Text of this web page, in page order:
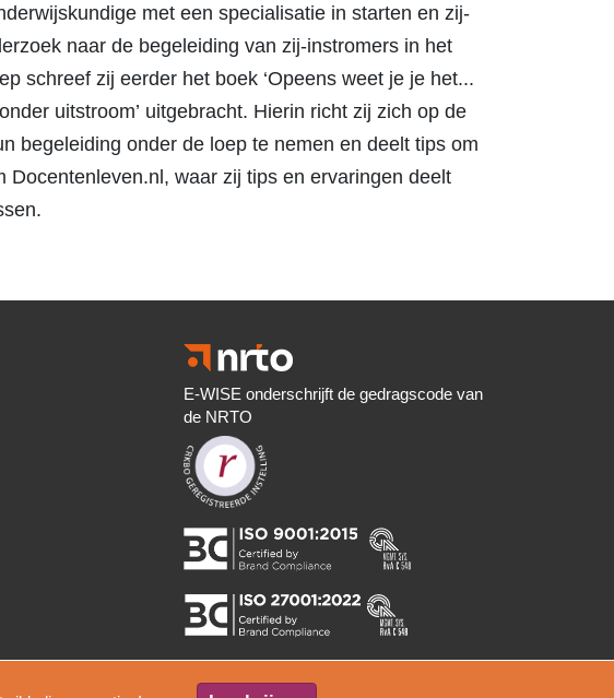
met een specialisatie in starten en zij-
naar de begeleiding van zij-instromers in het
schreef zij eerder het boek ‘Opeens weet je je het...
uitstroom’ uitgebracht. Hierin richt zij zich op de
begeleiding onder de loep te nemen en deelt tips om
waar zij tips en ervaringen deelt
E-WISE onderschrijft de gedragscode van
de NRTO